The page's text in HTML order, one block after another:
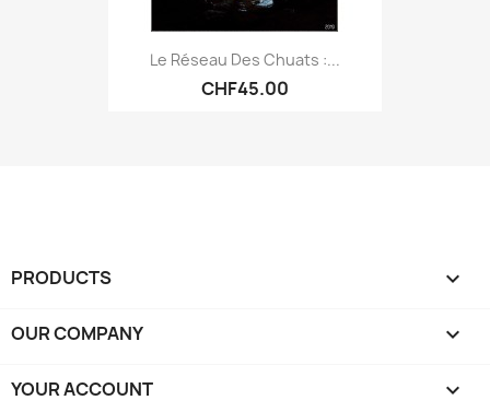
Le Réseau Des Chuats :...
CHF45.00
PRODUCTS 
OUR COMPANY 
YOUR ACCOUNT 